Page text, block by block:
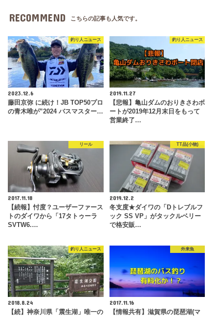
RECOMMEND こちらの記事も人気です。
釣り人ニュース
2023.12.6
藤田京弥 に続け！JB TOP50プロ
の青木唯が”2024 バスマスター…
釣り人ニュース
2019.11.27
【悲報】亀山ダムのおりきさわボ
ートが2019年12月末日をもって
営業終了…
リール
2017.11.18
【続報】忖度？ユーザーファース
トのダイワから「17タトゥーラ
SVTW6.…
TT品(小物)
2019.12.2
冬支度★ダイワの「Dトレブルフ
ック SS VP」がタックルベリー
で格安販…
釣り人ニュース
2018.8.24
【続】神奈川県「震生湖」唯一の
外来魚
2017.11.16
【情報共有】滋賀県の琵琶湖(マ